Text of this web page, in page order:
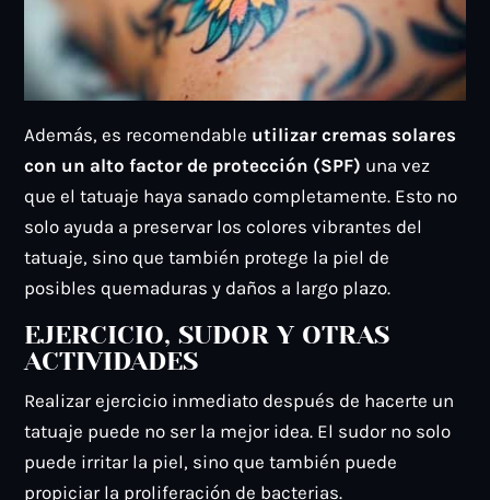
Además, es recomendable utilizar cremas solares
con un alto factor de protección (SPF) una vez
que el tatuaje haya sanado completamente. Esto no
solo ayuda a preservar los colores vibrantes del
tatuaje, sino que también protege la piel de
posibles quemaduras y daños a largo plazo.
EJERCICIO, SUDOR Y OTRAS
ACTIVIDADES
Realizar ejercicio inmediato después de hacerte un
tatuaje puede no ser la mejor idea. El sudor no solo
puede irritar la piel, sino que también puede
propiciar la proliferación de bacterias.